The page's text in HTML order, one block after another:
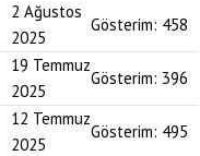
2 Ağustos
2025
Gösterim: 458
19 Temmuz
2025
Gösterim: 396
12 Temmuz
2025
Gösterim: 495